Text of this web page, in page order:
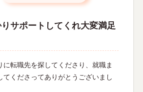
サポートしてくれ大変満足
に転職先を探してくださり、就職ま
てくださってありがとうございまし